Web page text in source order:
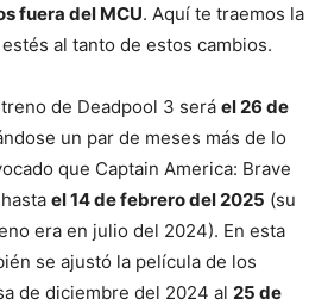
fuera del MCU. Aquí te traemos la
al tanto de estos cambios.
de Deadpool 3 será el 26 de
un par de meses más de lo
que Captain America: Brave
el 14 de febrero del 2025 (su
era en julio del 2024). En esta
se ajustó la película de los
de diciembre del 2024 al 25 de